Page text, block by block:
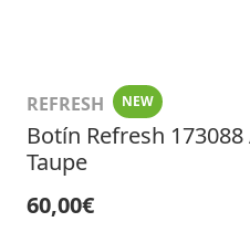
REFRESH NEW
Botín Refresh
Taupe
60,00€